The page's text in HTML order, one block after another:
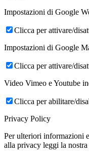
Impostazioni di Google
Clicca per attivare/
Impostazioni di Google
Clicca per attivare/
Video Vimeo e Youtube
Clicca per abilitare/
Privacy Policy
Per ulteriori informazioni
alla privacy leggi la nostra